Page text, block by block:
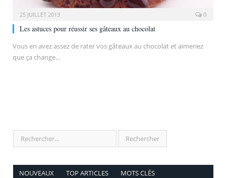
25 JUILLET 2013 0
Les astuces pour réussir ses gâteaux au chocolat
Vous en avez assez de rater vos gâteaux au chocolat et aimeriez
que ça change…
NOUVEAUX TOP ARTICLES MOTS CLÉS